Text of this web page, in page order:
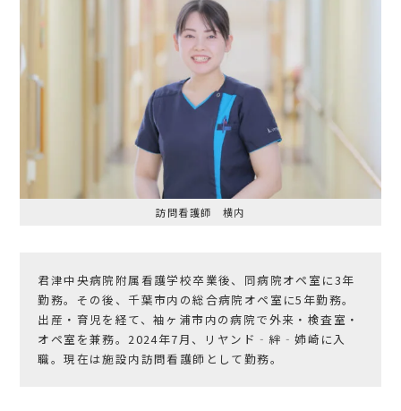
訪問看護師 横内
君津中央病院附属看護学校卒業後、同病院オペ室に3年
勤務。その後、千葉市内の総合病院オペ室に5年勤務。
出産・育児を経て、袖ヶ浦市内の病院で外来・検査室・
オペ室を兼務。2024年7月、リヤンド‐絆‐姉崎に入
職。現在は施設内訪問看護師として勤務。